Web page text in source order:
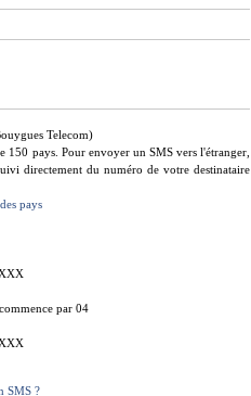
Telecom)
150 pays. Pour envoyer un SMS vers l'étranger,
directement du numéro de votre destinataire
pays
par 04
SMS ?